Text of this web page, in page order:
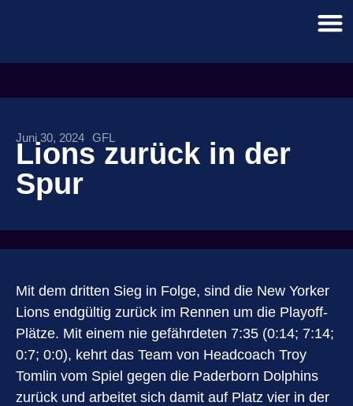
Juni 30, 2024 GFL
Lions zurück in der
Spur
Mit dem dritten Sieg in Folge, sind die New Yorker
Lions endgültig zurück im Rennen um die Playoff-
Plätze. Mit einem nie gefährdeten 7:35 (0:14; 7:14;
0:7; 0:0), kehrt das Team von Headcoach Troy
Tomlin vom Spiel gegen die Paderborn Dolphins
zurück und arbeitet sich damit auf Platz vier in der